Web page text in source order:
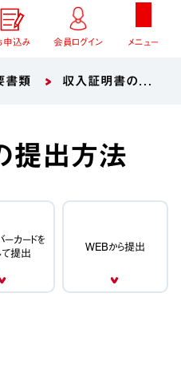
申込み 会員ログイン メニュー
書類 収入証明書の提出方法
提出方法
カードを
提出
WEBから提出